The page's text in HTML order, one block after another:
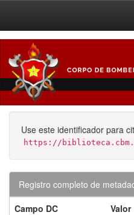
navigation
Use este identificador para
https://
Registro completo de
Campo DC
Valor